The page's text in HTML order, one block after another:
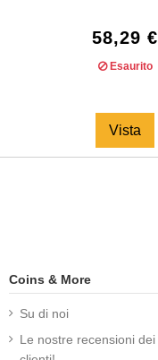
58,29 €
Esaurito
Vista
Coins & More
Su di noi
Le nostre recensioni dei